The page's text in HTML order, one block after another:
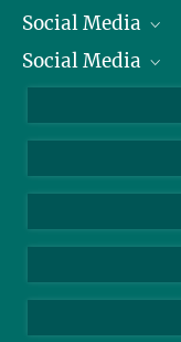
Präsident
Zahlen und Fakten
Meldestelle
Social Media
Bluesky
TikTok
Social Media
Instagram
YouTube